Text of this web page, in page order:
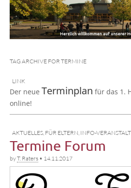
TAG ARCHIVE FOR TERMINE
LINK
Der neue Ter­min­plan für das 1.
online!
AKTUELLES FÜR ELTERN INFO-
Termine Forum
byT. Raters • 14.11.2017